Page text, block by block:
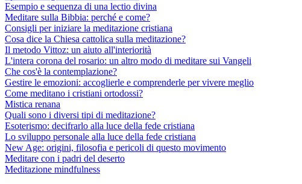
Esempio e sequenza di una lectio divina
Meditare sulla Bibbia: perché e come?
Consigli per iniziare la meditazione cristiana
Cosa dice la Chiesa cattolica sulla meditazione?
Il metodo Vittoz: un aiuto all'interiorità
L'intera corona del rosario: un altro modo di meditare sui Vangeli
Che cos'è la contemplazione?
Gestire le emozioni: accoglierle e comprenderle per vivere meglio
Come meditano i cristiani ortodossi?
Mistica renana
Quali sono i diversi tipi di meditazione?
Esoterismo: decifrarlo alla luce della fede cristiana
Lo sviluppo personale alla luce della fede cristiana
New Age: origini, filosofia e pericoli di questo movimento
Meditare con i padri del deserto
Meditazione mindfulness